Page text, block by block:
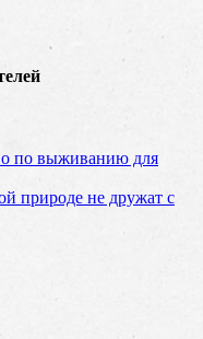
по выживанию для
природе не дружат с